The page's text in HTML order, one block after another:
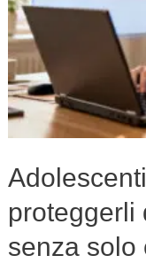
proteggerli
senza solo
solo
controllarli